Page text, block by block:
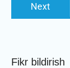
Next
Fikr bildirish